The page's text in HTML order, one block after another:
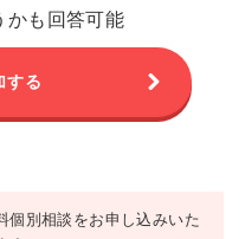
かも回答可能
する
個別相談をお申し込みいた